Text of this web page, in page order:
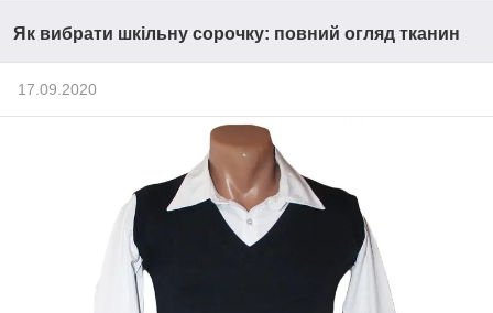
Як вибрати шкільну сорочку: повний огляд тканин
17.09.2020